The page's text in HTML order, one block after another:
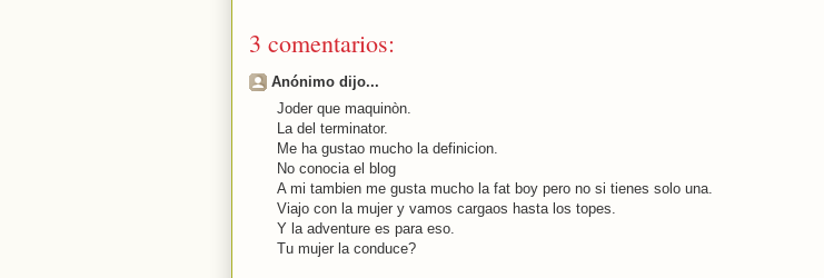
3 comentarios:
Anónimo dijo...
Joder que maquinòn.
La del terminator.
Me ha gustao mucho la definicion.
No conocia el blog
A mi tambien me gusta mucho la fat boy pero no si tienes solo una.
Viajo con la mujer y vamos cargaos hasta los topes.
Y la adventure es para eso.
Tu mujer la conduce?